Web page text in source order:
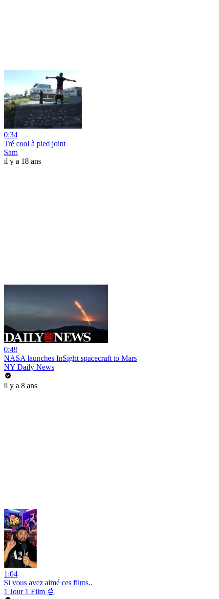
0:34
Tré cool à pied joint
Sam
il y a 18 ans
0:49
NASA launches InSight spacecraft to Mars
NY Daily News
il y a 8 ans
1:04
Si vous avez aimé ces films..
1 Jour 1 Film 🍿